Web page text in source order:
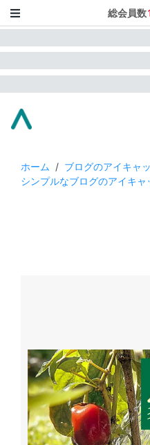
総会員数
ホーム / ブログのアイキャ
シンプルなブログのアイキャ